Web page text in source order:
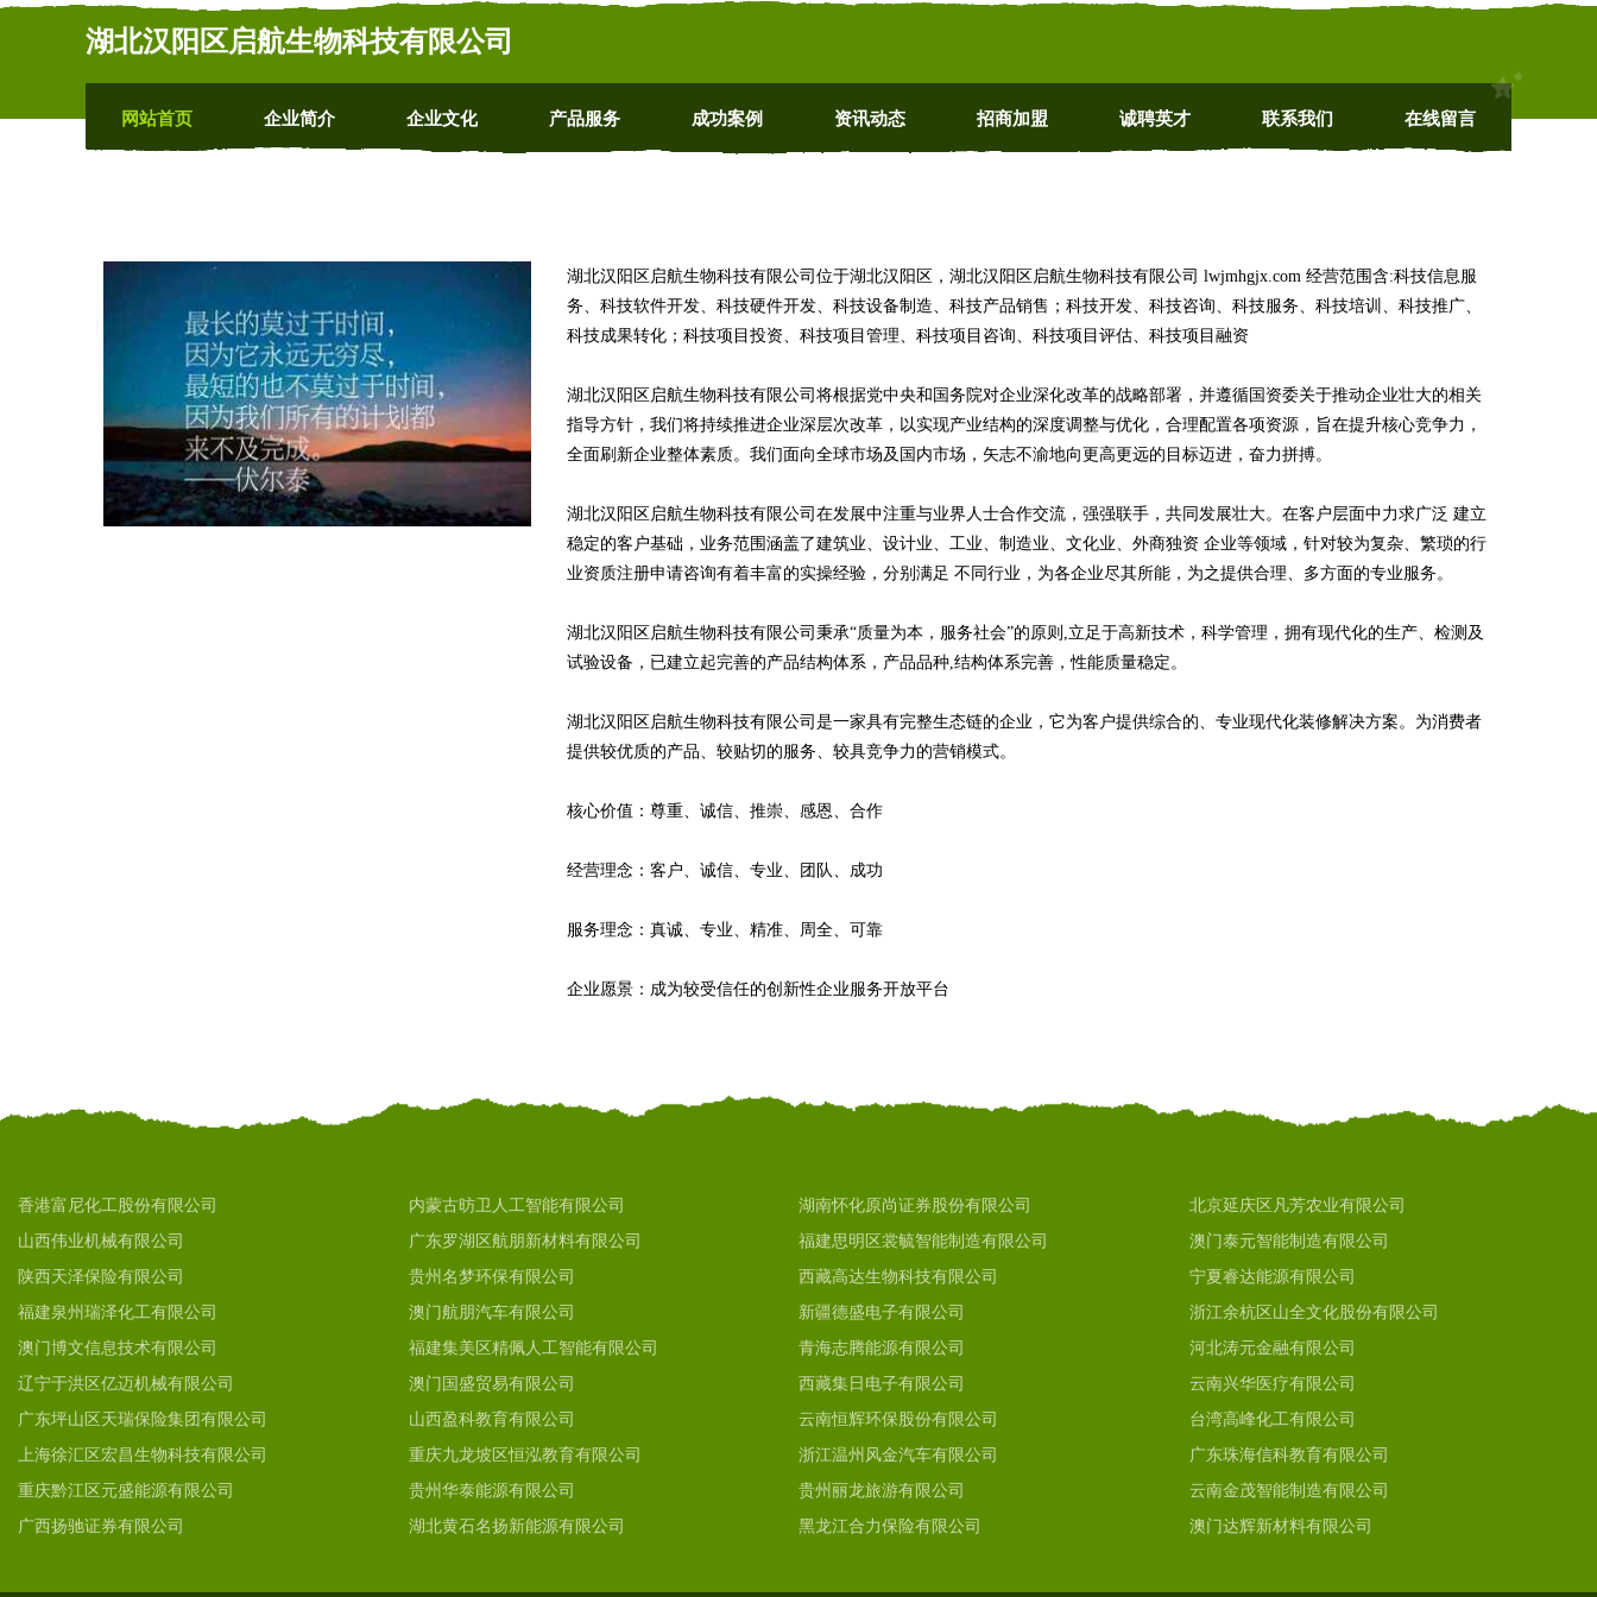
湖北汉阳区启航生物科技有限公司
网站首页 企业简介 企业文化 产品服务 成功案例 资讯动态 招商加盟 诚聘英才 联系我们 在线留言
湖北汉阳区启航生物科技有限公司位于湖北汉阳区，湖北汉阳区启航生物科技有限公司 lwjmhgjx.com 经营范围含:科技信息服
务、科技软件开发、科技硬件开发、科技设备制造、科技产品销售；科技开发、科技咨询、科技服务、科技培训、科技推广、
科技成果转化；科技项目投资、科技项目管理、科技项目咨询、科技项目评估、科技项目融资
湖北汉阳区启航生物科技有限公司将根据党中央和国务院对企业深化改革的战略部署，并遵循国资委关于推动企业壮大的相关
指导方针，我们将持续推进企业深层次改革，以实现产业结构的深度调整与优化，合理配置各项资源，旨在提升核心竞争力，
全面刷新企业整体素质。我们面向全球市场及国内市场，矢志不渝地向更高更远的目标迈进，奋力拼搏。
湖北汉阳区启航生物科技有限公司在发展中注重与业界人士合作交流，强强联手，共同发展壮大。在客户层面中力求广泛 建立
稳定的客户基础，业务范围涵盖了建筑业、设计业、工业、制造业、文化业、外商独资 企业等领域，针对较为复杂、繁琐的行
业资质注册申请咨询有着丰富的实操经验，分别满足 不同行业，为各企业尽其所能，为之提供合理、多方面的专业服务。
湖北汉阳区启航生物科技有限公司秉承“质量为本，服务社会”的原则,立足于高新技术，科学管理，拥有现代化的生产、检测及
试验设备，已建立起完善的产品结构体系，产品品种,结构体系完善，性能质量稳定。
湖北汉阳区启航生物科技有限公司是一家具有完整生态链的企业，它为客户提供综合的、专业现代化装修解决方案。为消费者
提供较优质的产品、较贴切的服务、较具竞争力的营销模式。
核心价值：尊重、诚信、推崇、感恩、合作
经营理念：客户、诚信、专业、团队、成功
服务理念：真诚、专业、精准、周全、可靠
企业愿景：成为较受信任的创新性企业服务开放平台
香港富尼化工股份有限公司 内蒙古昉卫人工智能有限公司 湖南怀化原尚证券股份有限公司
北京延庆区凡芳农业有限公司
山西伟业机械有限公司
广东罗湖区航朋新材料有限公司 福建思明区裳毓智能制造有限公司
澳门泰元智能制造有限公司
陕西天泽保险有限公司
贵州名梦环保有限公司 西藏高达生物科技有限公司
宁夏睿达能源有限公司
福建泉州瑞泽化工有限公司
澳门航朋汽车有限公司 新疆德盛电子有限公司
浙江余杭区山全文化股份有限公司
澳门博文信息技术有限公司
福建集美区精佩人工智能有限公司 青海志腾能源有限公司
河北涛元金融有限公司
辽宁于洪区亿迈机械有限公司
澳门国盛贸易有限公司 西藏集日电子有限公司
云南兴华医疗有限公司
广东坪山区天瑞保险集团有限公司
山西盈科教育有限公司 云南恒辉环保股份有限公司
台湾高峰化工有限公司
上海徐汇区宏昌生物科技有限公司
重庆九龙坡区恒泓教育有限公司 浙江温州风金汽车有限公司
广东珠海信科教育有限公司
重庆黔江区元盛能源有限公司
贵州华泰能源有限公司 贵州丽龙旅游有限公司
云南金茂智能制造有限公司
广西扬驰证券有限公司
湖北黄石名扬新能源有限公司 黑龙江合力保险有限公司 澳门达辉新材料有限公司